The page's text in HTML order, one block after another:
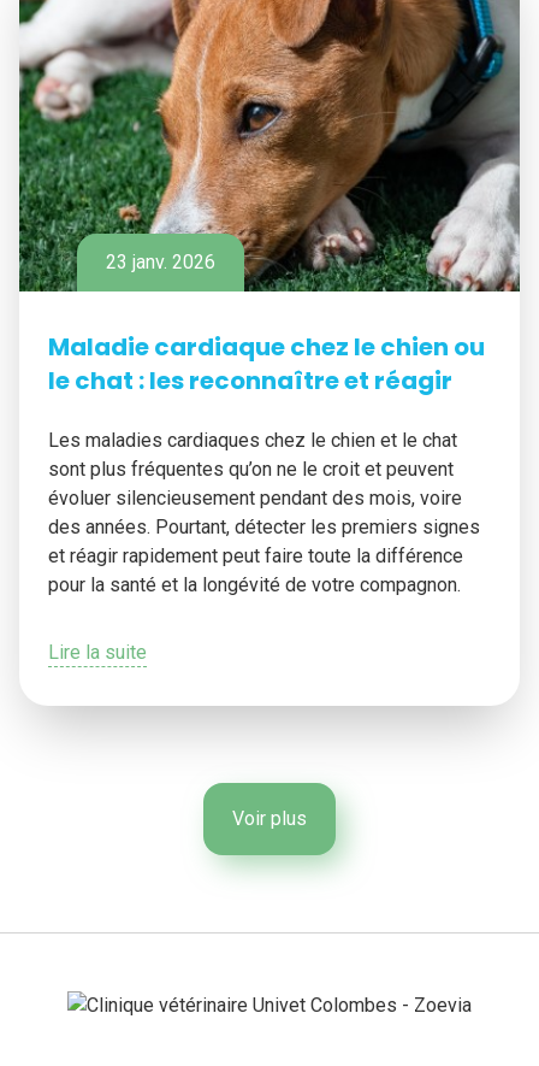
23 janv. 2026
Maladie cardiaque chez le chien ou
le chat : les reconnaître et réagir
Les maladies cardiaques chez le chien et le chat
sont plus fréquentes qu’on ne le croit et peuvent
évoluer silencieusement pendant des mois, voire
des années. Pourtant, détecter les premiers signes
et réagir rapidement peut faire toute la différence
pour la santé et la longévité de votre compagnon.
Lire la suite
Voir plus